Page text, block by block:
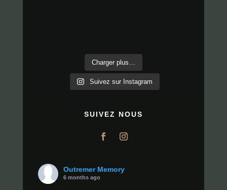
Charger plus…
Suivez sur Instagram
SUIVEZ NOUS
Outremer Memory
6 months ago